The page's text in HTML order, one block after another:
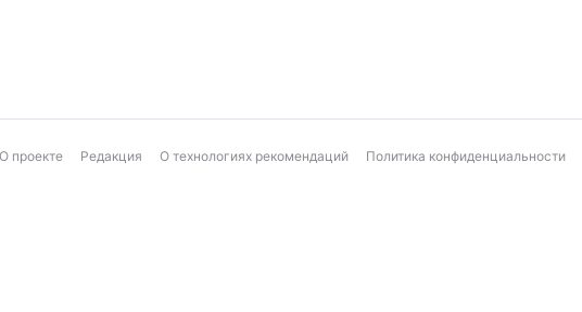
О проекте Редакция О технологиях рекомендаций Политика конфиденциальности